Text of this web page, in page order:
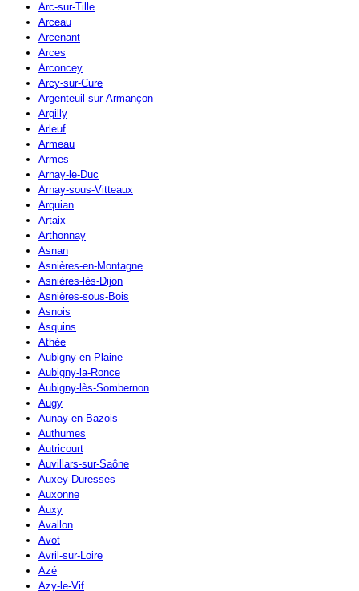
Arc-sur-Tille
Arceau
Arcenant
Arces
Arconcey
Arcy-sur-Cure
Argenteuil-sur-Armançon
Argilly
Arleuf
Armeau
Armes
Arnay-le-Duc
Arnay-sous-Vitteaux
Arquian
Artaix
Arthonnay
Asnan
Asnières-en-Montagne
Asnières-lès-Dijon
Asnières-sous-Bois
Asnois
Asquins
Athée
Aubigny-en-Plaine
Aubigny-la-Ronce
Aubigny-lès-Sombernon
Augy
Aunay-en-Bazois
Authumes
Autricourt
Auvillars-sur-Saône
Auxey-Duresses
Auxonne
Auxy
Avallon
Avot
Avril-sur-Loire
Azé
Azy-le-Vif